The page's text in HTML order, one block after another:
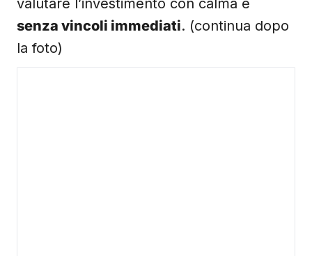
valutare l’investimento con calma e
senza vincoli immediati. (continua dopo
la foto)